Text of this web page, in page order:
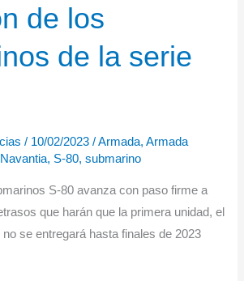
de los
de la serie
/ 10/02/2023/Armada,Armada
Navantia, S-80,submarino
S-80 avanza con paso firme a
que harán que la primera unidad, el
se entregará hasta finales de 2023